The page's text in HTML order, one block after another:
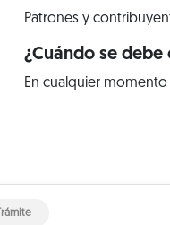
Patrones y
¿Cuándo se
En cualquier
Trámite